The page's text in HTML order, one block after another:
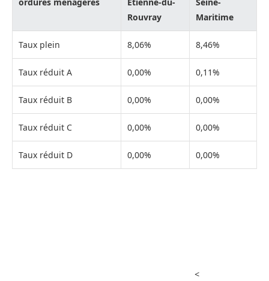
ordures ménagères
Étienne-du-
Rouvray
Seine-
Maritime
Taux plein 8,06% 8,46%
Taux réduit A 0,00% 0,11%
Taux réduit B 0,00% 0,00%
Taux réduit C 0,00% 0,00%
Taux réduit D 0,00% 0,00%
<